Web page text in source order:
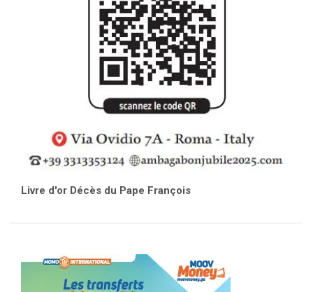
Livre d'or Décès du Pape François